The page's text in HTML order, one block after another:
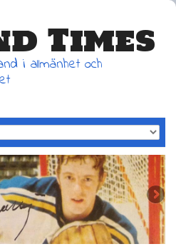
Times
i allmänhet och